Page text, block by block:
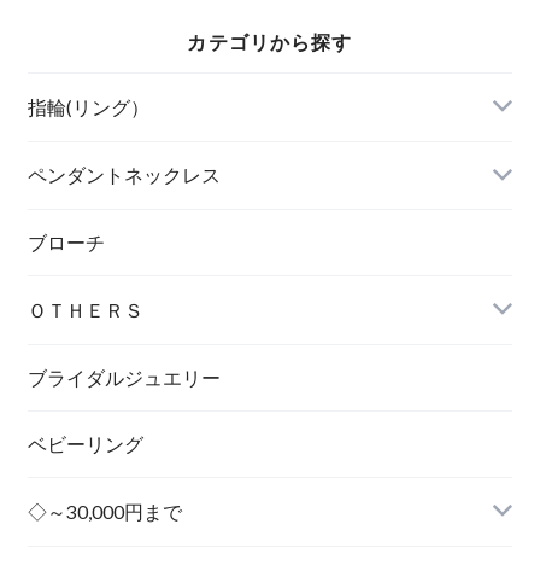
カテゴリから探す
指輪(リング）
ペンダントネックレス
ブローチ
ＯＴＨＥＲＳ
ブライダルジュエリー
ベビーリング
◇～30,000円まで